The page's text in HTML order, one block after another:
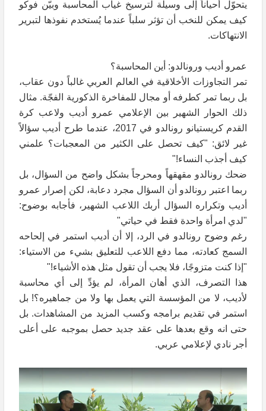
يتحوّل أحياناً إلى وسيلة لترسيخ غياب المحاسبة وبيّن فوكو
كيف يمكن للنخب أن تؤثر سلباً عندما يُستخدم نفوذها لتبرير
الانتهاكات.
عمرو أديب ورونالدو: أين المحاسبة؟
تمر التجاوزات الأخلاقية في العالم العربي غالباً دون عقاب،
بل ربما تمر كطرفه أو مجال للمفاخرة الذكورية الفجّة. مثال
ذلك الحوار الشهير بين الإعلامي عمرو أديب ولاعب كرة
القدم كريستيانو رونالدو في 2017، عندما طرح أديب سؤالاً
غير لائق: "كيف تحصل على الكثير من المعجبات؟ علمني
كيف أجذب النساء!"
ضحك رونالدو مقهقهاً ومحرجاً بشكل واضح من السؤال، بل
ربما اعتبر رونالدو أن السؤال مجرد دعابة، لكن إصرار عمرو
أديب وتكراره السؤال أربك اللاعب الشهير، فأجابه بوضوح:
"لدي امرأة واحدة فقط في حياتي"
رغم وضوح رونالدو في الرد، إلا أن أديب استمر في إلحاحه
السمج كعادته، مما دفع اللاعب للتعليق بشيء من الاستياء:
"إذا كنت متزوجًا، فلا يجب أن تقول مثل هذه الأشياء!"
هذا التصرف، الذي أهان المرأة، لم يؤدِّ إلى أي محاسبة
لأديب، لا من المؤسسة التي يعمل بها ولا من جماهيره؟! بل
استمر في تقديم برامجه وكسب المزيد من المشاهدات. بل
حتى انه وقع بعدها على عقد جديد حصل بموجبه على أعلى
أجر نادي لإعلامي عربي.